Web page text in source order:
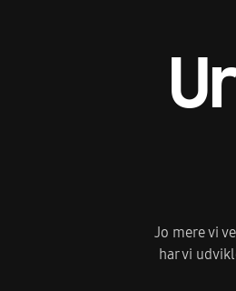
Jo mere vi
har vi